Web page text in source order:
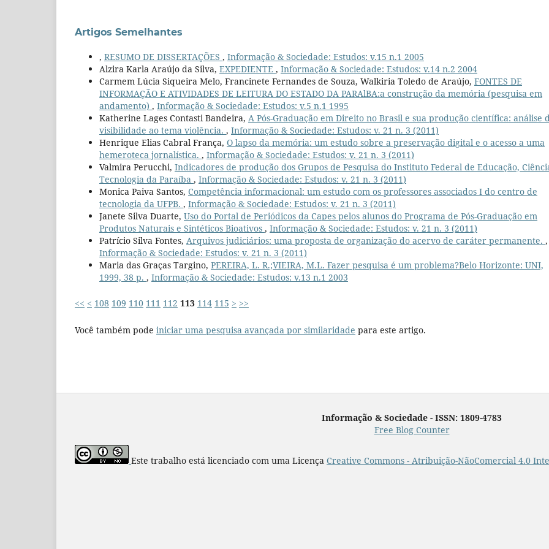
Artigos Semelhantes
, RESUMO DE DISSERTAÇÕES , Informação & Sociedade: Estudos: v.15 n.1 2005
Alzira Karla Araújo da Silva, EXPEDIENTE , Informação & Sociedade: Estudos: v.14 n.2 2004
Carmem Lúcia Siqueira Melo, Francinete Fernandes de Souza, Walkiria Toledo de Araújo, FONTES DE
INFORMAÇÃO E ATIVIDADES DE LEITURA DO ESTADO DA PARAlBA:a construção da memória (pesquisa em
andamento) , Informação & Sociedade: Estudos: v.5 n.1 1995
Katherine Lages Contasti Bandeira, A Pós-Graduação em Direito no Brasil e sua produção científica: análise
visibilidade ao tema violência. , Informação & Sociedade: Estudos: v. 21 n. 3 (2011)
Henrique Elias Cabral França, O lapso da memória: um estudo sobre a preservação digital e o acesso a uma
hemeroteca jornalística. , Informação & Sociedade: Estudos: v. 21 n. 3 (2011)
Valmira Perucchi, Indicadores de produção dos Grupos de Pesquisa do Instituto Federal de Educação,
Tecnologia da Paraíba , Informação & Sociedade: Estudos: v. 21 n. 3 (2011)
Monica Paiva Santos, Competência informacional: um estudo com os professores associados I do centro de
tecnologia da UFPB. , Informação & Sociedade: Estudos: v. 21 n. 3 (2011)
Janete Silva Duarte, Uso do Portal de Periódicos da Capes pelos alunos do Programa de Pós-Graduação em
Produtos Naturais e Sintéticos Bioativos , Informação & Sociedade: Estudos: v. 21 n. 3 (2011)
Patrício Silva Fontes, Arquivos judiciários: uma proposta de organização do acervo de caráter permanente. ,
Informação & Sociedade: Estudos: v. 21 n. 3 (2011)
Maria das Graças Targino, PEREIRA, L. R.;VIEIRA, M.L. Fazer pesquisa é um problema?Belo Horizonte: UNI,
1999, 38 p. , Informação & Sociedade: Estudos: v.13 n.1 2003
<< < 108 109 110 111 112 113 114 115 > >>
Você também pode iniciar uma pesquisa avançada por similaridade para este artigo.
Informação & Sociedade - ISSN: 1809-4783
Free Blog Counter
Este trabalho está licenciado com uma Licença Creative Commons - Atribuição-NãoComercial 4.0